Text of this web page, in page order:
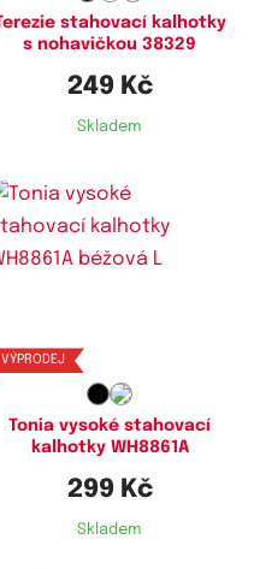
stahovací kalhotky
s nohavičkou 38329
249 Kč
Skladem
VÝPRODEJ
Tonia vysoké stahovací
kalhotky WH8861A
299 Kč
Skladem